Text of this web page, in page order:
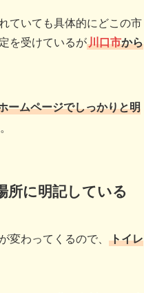
ていても具体的にどこの市
を受けているが川口市から
ームページでしっかりと明
所に明記している
変わってくるので、 トイレ